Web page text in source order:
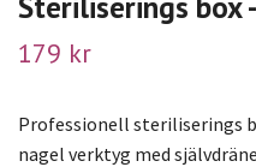
179 kr
Professionell steriliserings
nagel verktyg med